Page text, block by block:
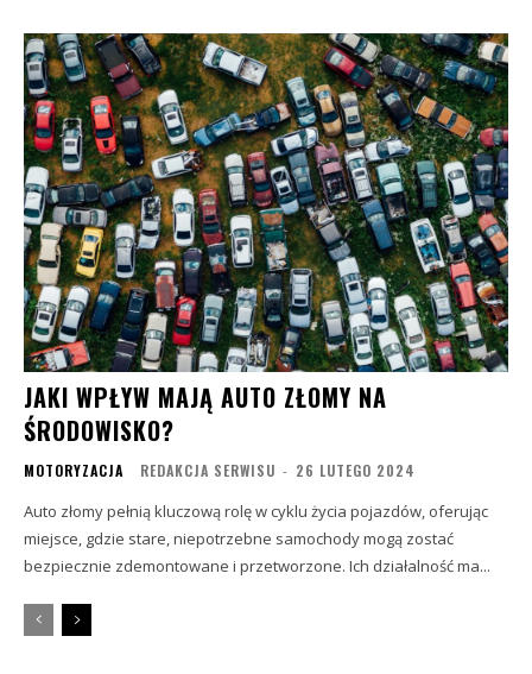
JAKI WPŁYW MAJĄ AUTO ZŁOMY NA
ŚRODOWISKO?
MOTORYZACJA REDAKCJA SERWISU - 26 LUTEGO 2024
Auto złomy pełnią kluczową rolę w cyklu życia pojazdów, oferując
miejsce, gdzie stare, niepotrzebne samochody mogą zostać
bezpiecznie zdemontowane i przetworzone. Ich działalność ma...